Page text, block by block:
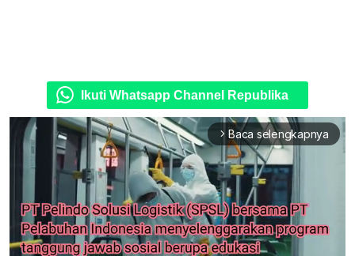
Ikuti Whatsapp Channel Republika
arrow_forward_ios Baca selengkapnya